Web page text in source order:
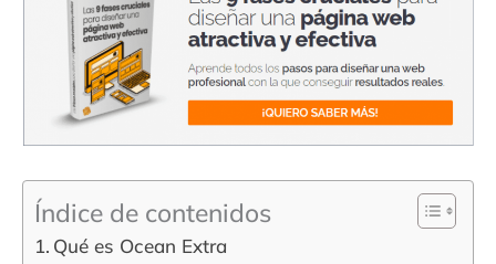
Índice de contenidos
Qué es Ocean Extra